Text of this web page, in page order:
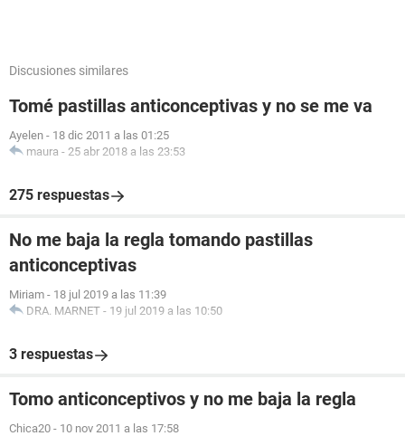
Discusiones similares
Tomé pastillas anticonceptivas y no se me va
Ayelen - 18 dic 2011 a las 01:25
maura - 25 abr 2018 a las 23:53
275 respuestas
No me baja la regla tomando pastillas
anticonceptivas
Miriam - 18 jul 2019 a las 11:39
DRA. MARNET - 19 jul 2019 a las 10:50
3 respuestas
Tomo anticonceptivos y no me baja la regla
Chica20 - 10 nov 2011 a las 17:58